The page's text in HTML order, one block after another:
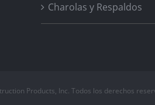
Charolas y Respaldos
Products, Inc. Todos los derechos